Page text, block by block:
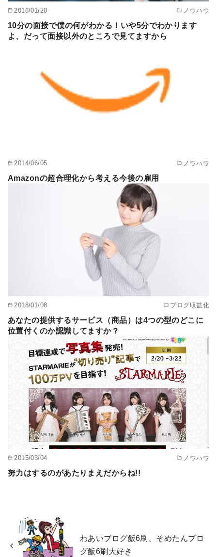
2016/01/20 ノウハウ
10分の面接で僕の何がわかる！いや5分でわかります
よ、だって面接以外のところで見てますから
2014/06/05 ノウハウ
Amazonの超合理化から考える今後の雇用
2018/01/08 ブログ収益化
あなたの提供するサービス（商品）は4つの型のどこに
位置付くのか認識してますか？
2015/03/04 ノウハウ
努力はするのがあたりまえだからね!!
わあいブログ飯6刷、そめたんブロ
グ飯6刷大好き